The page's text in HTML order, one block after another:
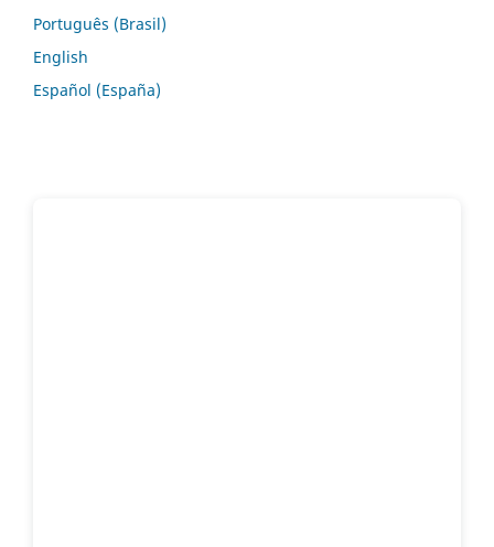
Português (Brasil)
English
Español (España)